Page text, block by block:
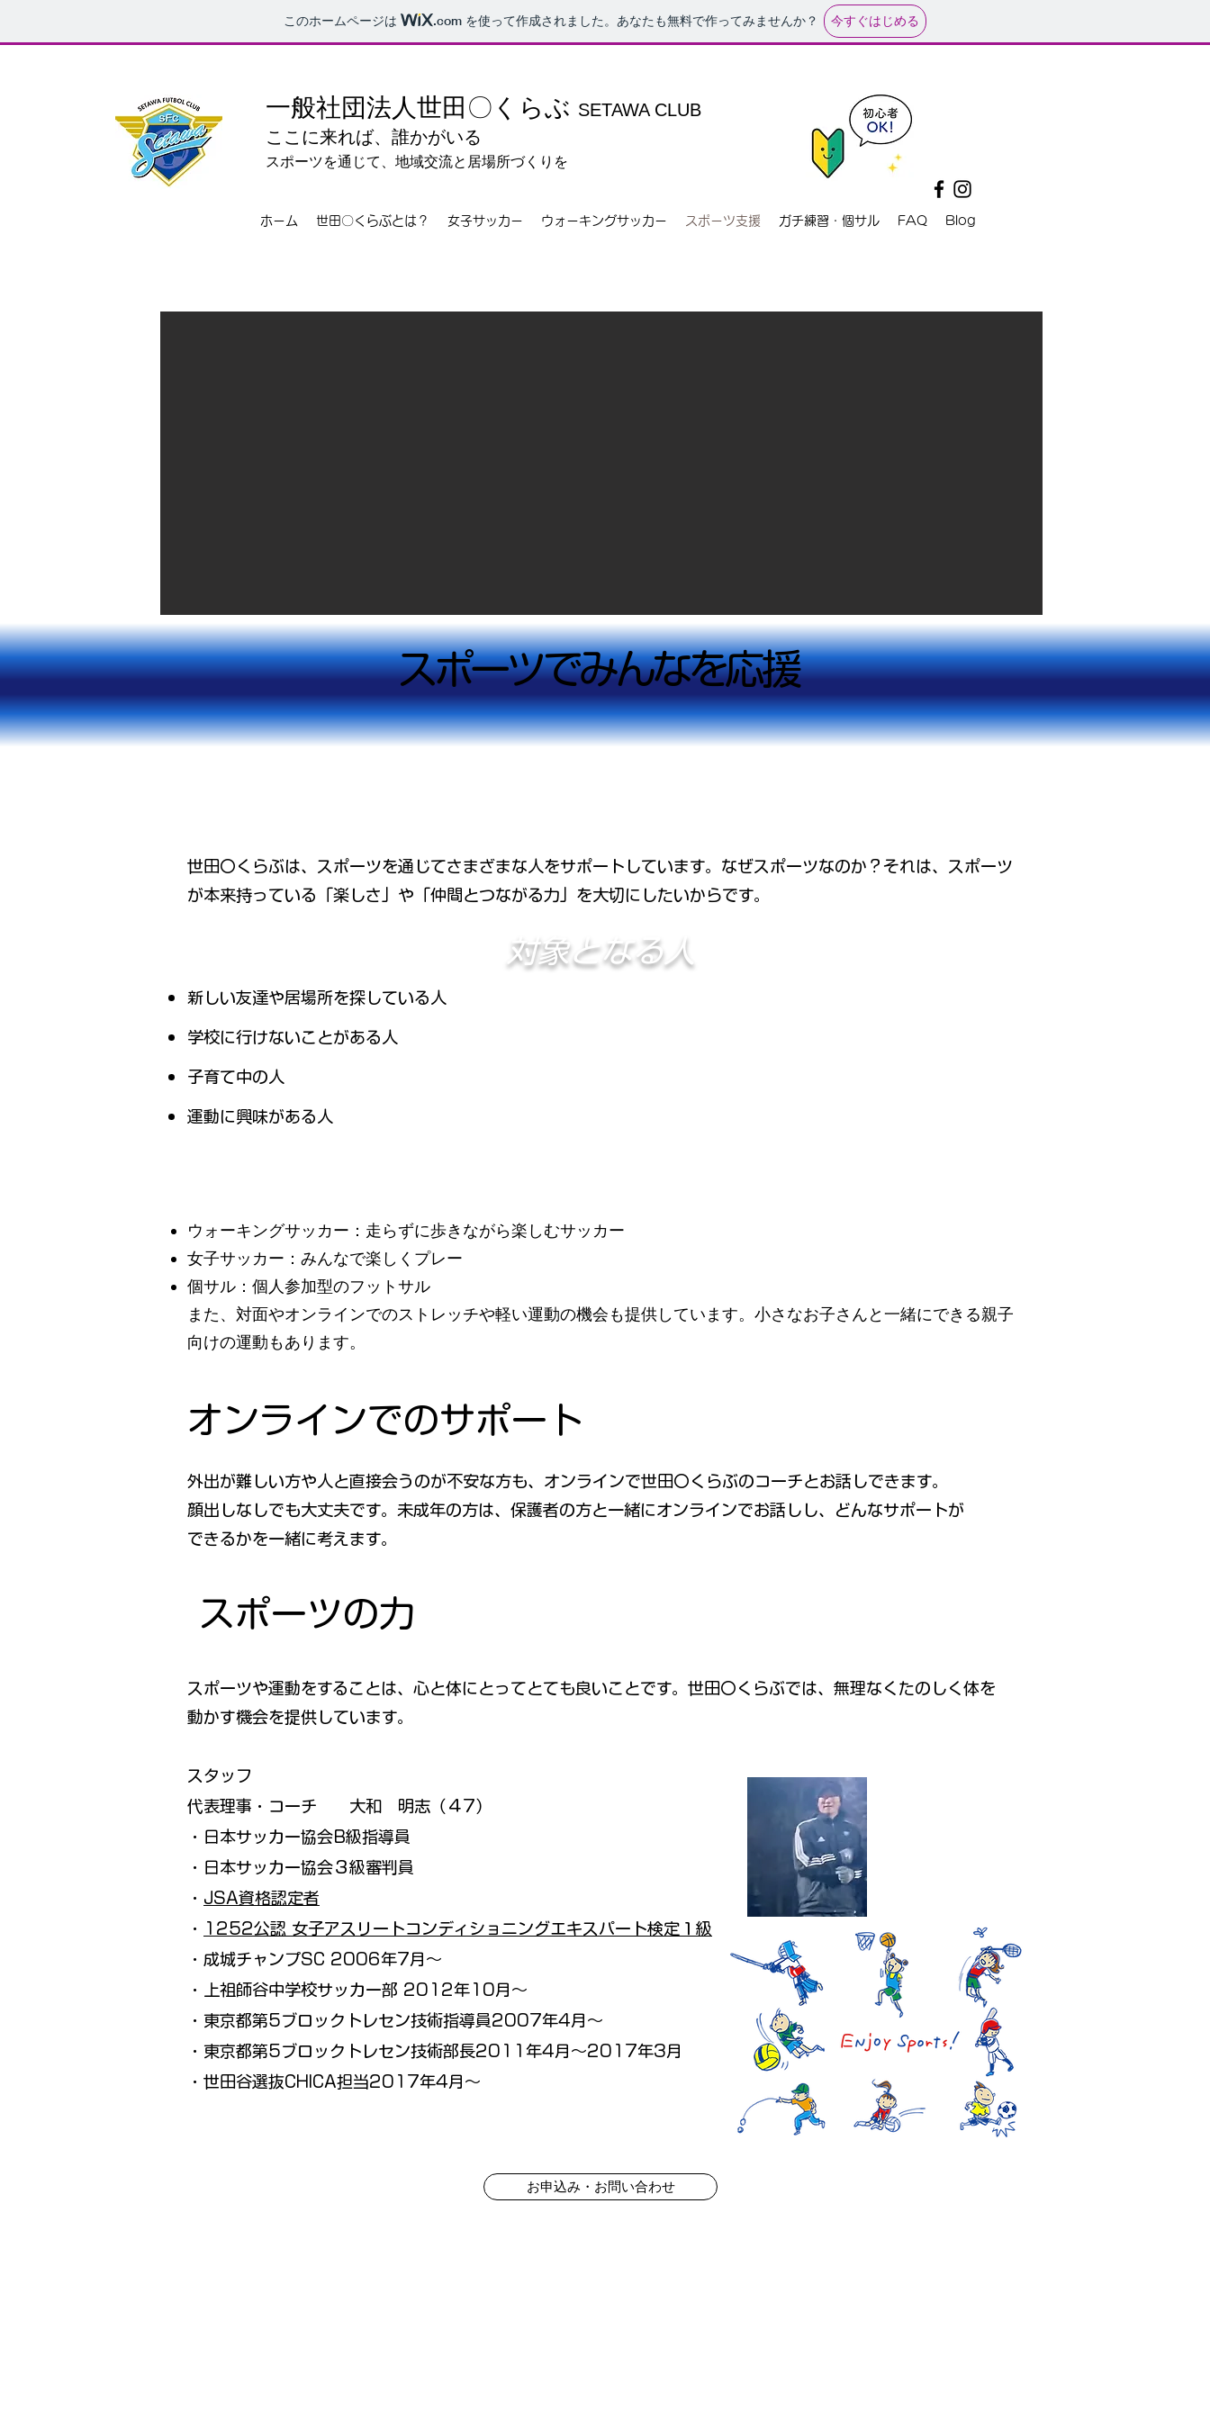
このホームページは .com を使って作成されました。あなたも無料で作ってみませんか？ 今すぐはじめる
一般社団法人世田〇くらぶ SETAWA CLUB
ここに来れば、誰かがいる
ホーム 世田〇くらぶとは？ 女子サッカー ウォーキングサッカー スポーツ支援 ガチ練習・個サル FAQ Blog
スポーツを通じて、地域交流と居場所づくりを
スポーツでみんなを応援
スポーツでみんなを応援
世田〇くらぶは、スポーツを通じてさまざまな人をサポートしています。なぜスポーツなのか？それは、スポーツ
が本来持っている「楽しさ」や「仲間とつながる力」を大切にしたいからです。
新しい友達や居場所を探している人
学校に行けないことがある人
子育て中の人
運動に興味がある人
ウォーキングサッカー：走らずに歩きながら楽しむサッカー
女子サッカー：みんなで楽しくプレー
個サル：個人参加型のフットサル
また、対面やオンラインでのストレッチや軽い運動の機会も提供しています。小さなお子さんと一緒にできる親子
向けの運動もあります。
オンラインでのサポート
外出が難しい方や人と直接会うのが不安な方も、オンラインで世田〇くらぶのコーチとお話しできます。
顔出しなしでも大丈夫です。未成年の方は、保護者の方と一緒にオンラインでお話しし、どんなサポートが
できるかを一緒に考えます。
スポーツの力
スポーツや運動をすることは、心と体にとってとても良いことです。世田〇くらぶでは、無理なくたのしく体を
動かす機会を提供しています。
スタッフ
​代表理事・コーチ 大和 明志（４7）
・日本サッカー協会B級指導員
・日本サッカー協会３級審判員
・ JSA資格認定者
・
1252公認 女子アスリートコンディショニングエキスパート検定１級
・成城チャンプSC 2006年7月～
・上祖師谷中学校サッカー部 2012年10月～
・東京都第5ブロックトレセン技術指導員2007年4月～
・東京都第5ブロックトレセン技術部長2011年4月～2017年3月
​・世田谷選抜CHICA担当2017年4月～
対象となる人
お申込み・お問い合わせ